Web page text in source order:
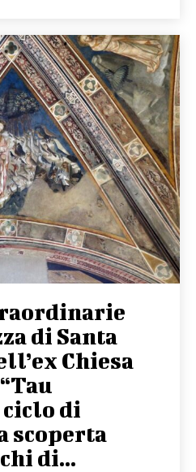
di Santa
Chiesa
ciclo di
scoperta
di...